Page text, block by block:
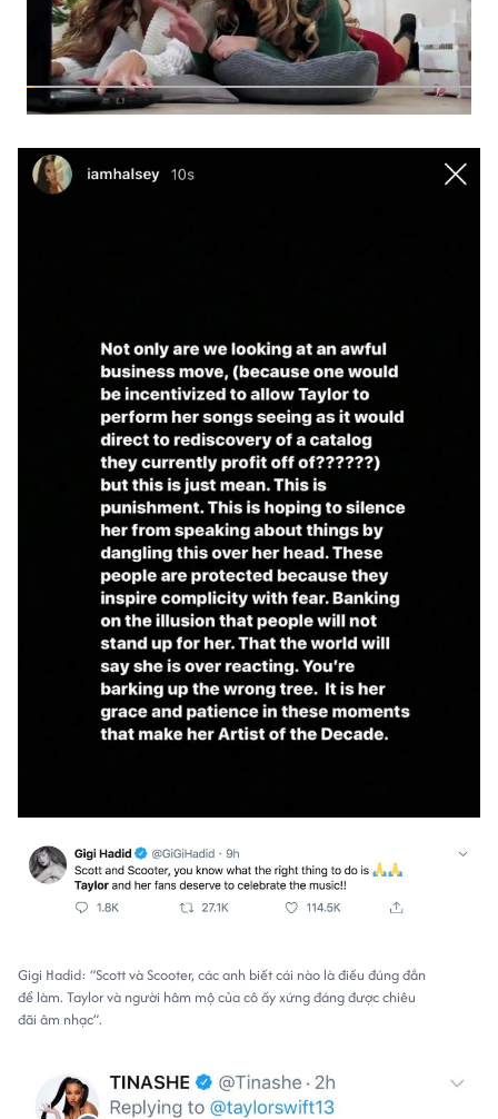
Gigi Hadid: “Scott và Scooter, các anh biết cái nào là điều đúng đắn
để làm. Taylor và người hâm mộ của cô ấy xứng đáng được chiêu
đãi âm nhạc”.